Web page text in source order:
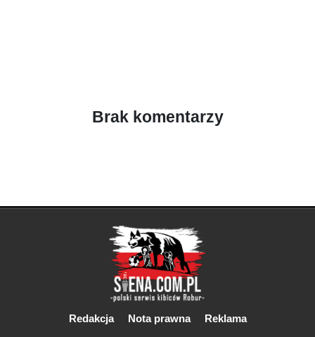
Brak komentarzy
Redakcja Nota prawna Reklama